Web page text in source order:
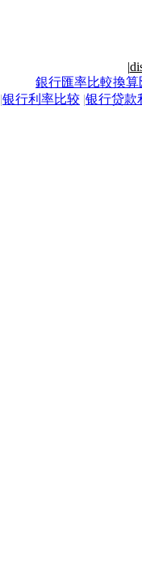
|
銀行匯率比較換算
|银行利率比较 |银行贷款